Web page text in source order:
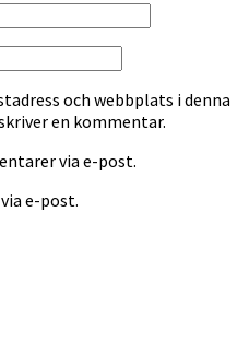
och webbplats i denna
en kommentar.
via e-post.
e-post.